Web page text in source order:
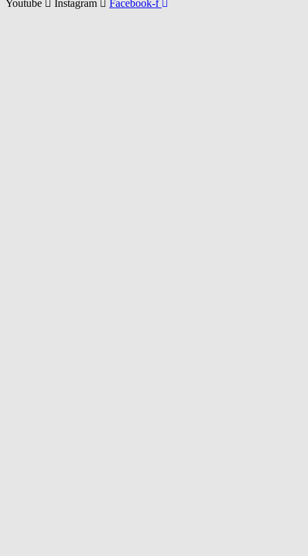
Youtube
Instagram Facebook-f